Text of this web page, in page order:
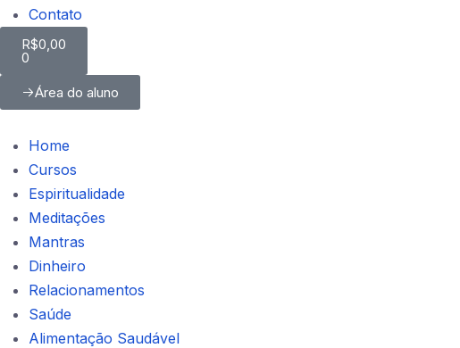
Contato
R$0,00
0
Área do aluno
Home
Cursos
Espiritualidade
Meditações
Mantras
Dinheiro
Relacionamentos
Saúde
Alimentação Saudável